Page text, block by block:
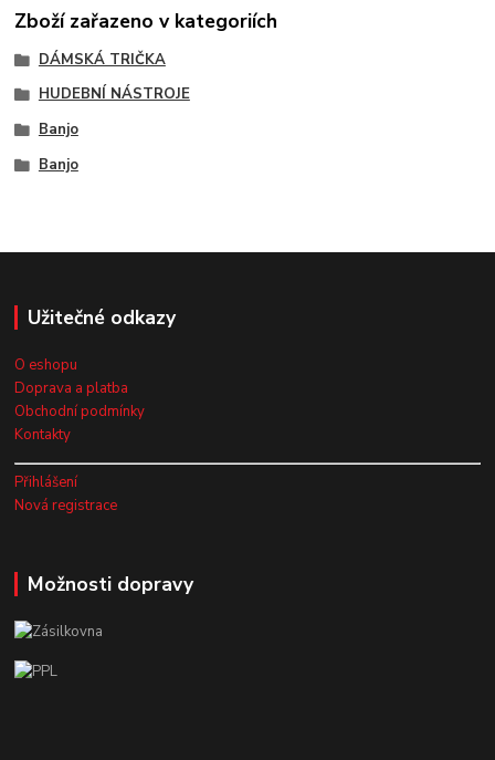
Zboží zařazeno v kategoriích
DÁMSKÁ TRIČKA
HUDEBNÍ NÁSTROJE
Banjo
Banjo
Užitečné odkazy
O eshopu
Doprava a platba
Obchodní podmínky
Kontakty
Přihlášení
Nová registrace
Možnosti dopravy